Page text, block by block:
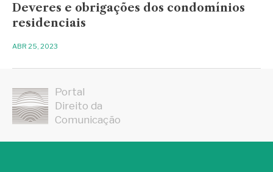
Deveres e obrigações dos condomínios
residenciais
ABR 25, 2023
Portal
Direito da
Comunicação